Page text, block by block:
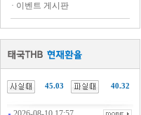
· 이벤트 게시판
45.03 40.32